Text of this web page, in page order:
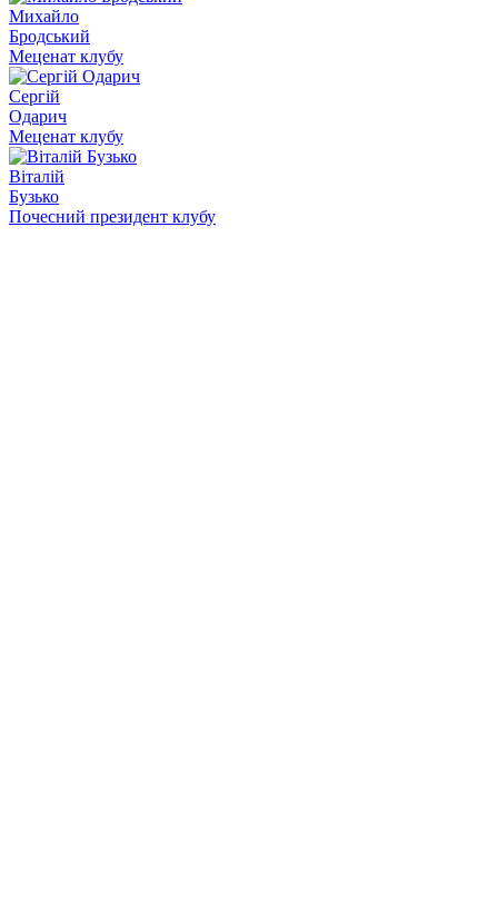
Михайло
Бродський
Меценат клубу
Сергій
Одарич
Меценат клубу
Віталій
Бузько
Почесний президент клубу